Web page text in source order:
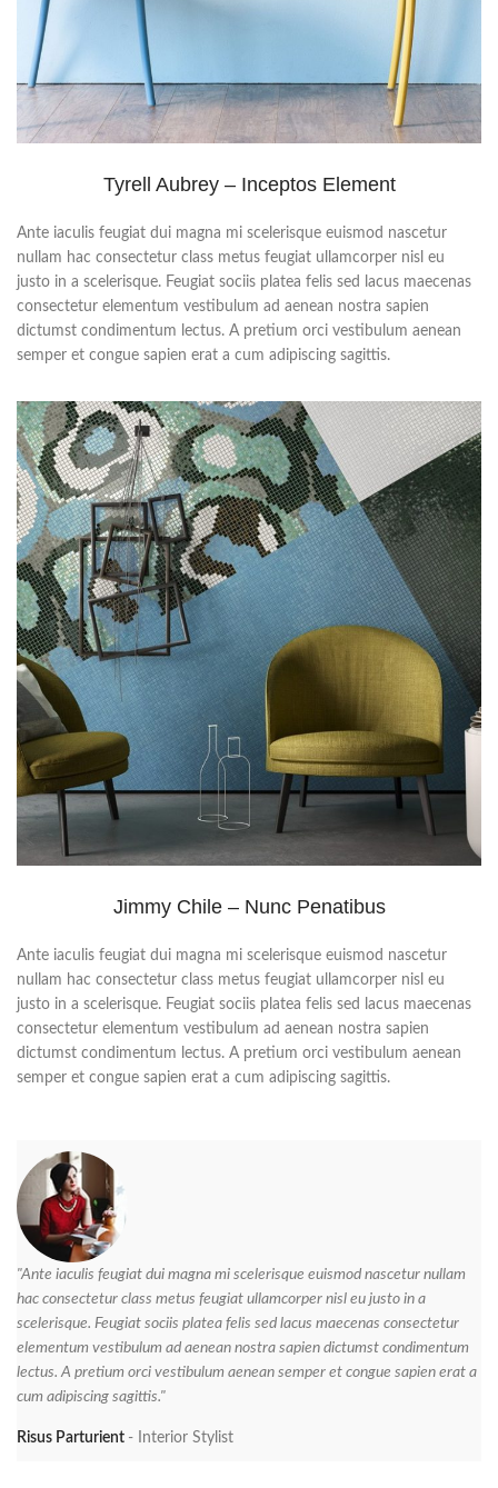
Tyrell Aubrey – Inceptos Element
Ante iaculis feugiat dui magna mi scelerisque euismod nascetur
nullam hac consectetur class metus feugiat ullamcorper nisl eu
justo in a scelerisque. Feugiat sociis platea felis sed lacus maecenas
consectetur elementum vestibulum ad aenean nostra sapien
dictumst condimentum lectus. A pretium orci vestibulum aenean
semper et congue sapien erat a cum adipiscing sagittis.
Jimmy Chile – Nunc Penatibus
Ante iaculis feugiat dui magna mi scelerisque euismod nascetur
nullam hac consectetur class metus feugiat ullamcorper nisl eu
justo in a scelerisque. Feugiat sociis platea felis sed lacus maecenas
consectetur elementum vestibulum ad aenean nostra sapien
dictumst condimentum lectus. A pretium orci vestibulum aenean
semper et congue sapien erat a cum adipiscing sagittis.
"Ante iaculis feugiat dui magna mi scelerisque euismod nascetur nullam
hac consectetur class metus feugiat ullamcorper nisl eu justo in a
scelerisque. Feugiat sociis platea felis sed lacus maecenas consectetur
elementum vestibulum ad aenean nostra sapien dictumst condimentum
lectus. A pretium orci vestibulum aenean semper et congue sapien erat a
cum adipiscing sagittis."
Risus Parturient Interior Stylist